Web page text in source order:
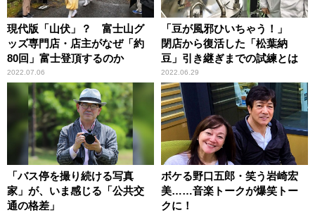
現代版「山伏」？ 富士山グ
ッズ専門店・店主がなぜ「約
80回」富士登頂するのか
2022.07.06
「豆が風邪ひいちゃう！」
閉店から復活した「松葉納
豆」引き継ぎまでの試練とは
2022.06.29
「バス停を撮り続ける写真
家」が、いま感じる「公共交
通の格差」
ボケる野口五郎・笑う岩崎宏
美……音楽トークが爆笑トー
クに！